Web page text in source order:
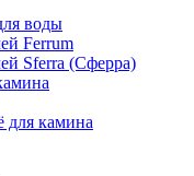
воды
Ferrum
Sferra (Сферра)
для камина